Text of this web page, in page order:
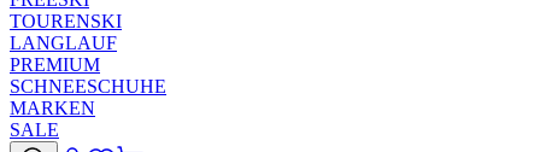
TOURENSKI
LANGLAUF
PREMIUM
SCHNEESCHUHE
MARKEN
SALE